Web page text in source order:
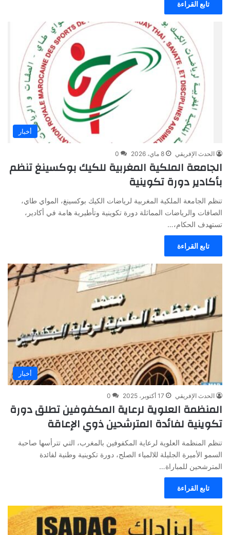
تابع القراءة
أخبار
الحدث الإفريقي 8 ماي، 2026 0
الجامعة الملكية المغربية للكيك بوكسينغ تنظم
بأكادير دورة تكوينية
تنظم الجامعة الملكية المغربية لرياضات الكيك بوكسينغ، المواي طاي،
الصافات والرياضات المماثلة دورة تكوينية وتأطيرية هامة في أكادير،
تستهدف الحكام،…
تابع القراءة
أخبار
الحدث الإفريقي 17 أكتوبر، 2025 0
المنظمة العلوية لرعاية المكفوفين تطلق دورة
تكوينية لفائدة المترشحين ذوي الإعاقة
تنظم المنظمة العلوية لرعاية المكفوفين بالمغرب، التي تترأسها صاحبة
السمو الأميرة الجليلة للالمياء الصلح، دورة تكوينية وطنية لفائدة
المترشحين للمباراة…
تابع القراءة